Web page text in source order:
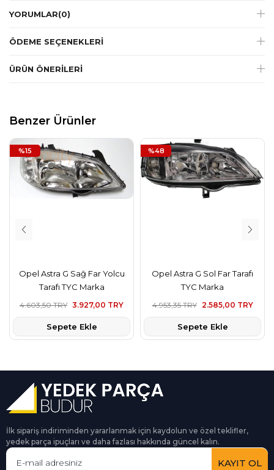
YORUMLAR(0)
ÖDEME SEÇENEKLERI
ÜRÜN ÖNERILERI
Benzer Ürünler
Opel Astra G Sağ Far Yolcu
Tarafı TYC Marka
3.927,00 TRY
4.603,50 TRY
Sepete Ekle
%15
Opel Astra G Sol Far Tarafı
TYC Marka
2.585,00 TRY
4.953,35 TRY
Sepete Ekle
%48
İlk sipariş indiriminden yararlanmak için kaydolun ve özel teklifler,
yedek parça ipuçları ve daha fazlası hakkında güncel kalın.
KAYIT OL